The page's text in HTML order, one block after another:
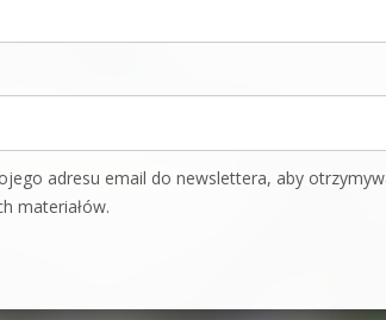
adresu email do newslettera, aby
materiałów.